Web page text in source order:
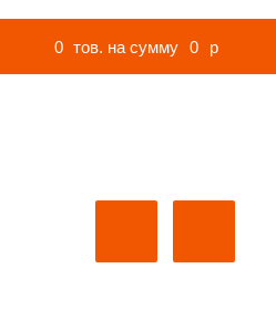
0 тов. на сумму 0 p